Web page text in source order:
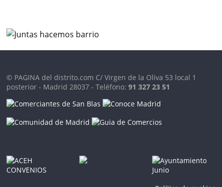
© PAGINA del distrito.com C/ Virgen de la Oliva 53 local 1
posterior - Madrid 28037 - Teléfono:91 327 23 51